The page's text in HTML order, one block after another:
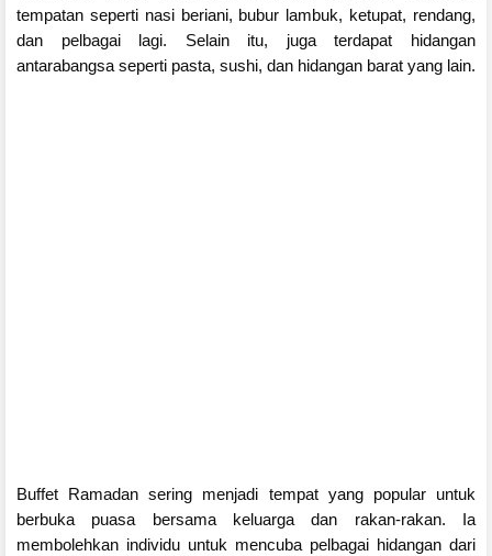
tempatan seperti nasi beriani, bubur lambuk, ketupat, rendang,
dan pelbagai lagi. Selain itu, juga terdapat hidangan
antarabangsa seperti pasta, sushi, dan hidangan barat yang lain.
Buffet Ramadan sering menjadi tempat yang popular untuk
berbuka puasa bersama keluarga dan rakan-rakan. Ia
membolehkan individu untuk mencuba pelbagai hidangan dari